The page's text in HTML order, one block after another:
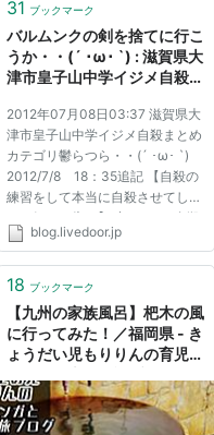
31 ブックマーク
バルムンクの剣を捨てに行こ
うか・・(´ ･ω･ `) : 滋賀県大
津市皇子山中学イジメ自殺ま
2012年07月08日03:37 滋賀県大
津市皇子山中学イジメ自殺まとめ
カテゴリ鬱らつら・・(´ ･ω･ `)
2012/7/8 18：35追記 【自殺の
練習をして本当に自殺させてしま
った奴らに告ぐ】 中2イジメ自殺
まとめWiki より 事件の流れ自
飛び降り自殺やれ。 撮影すっか
ら直前にメールよこせ』
...
blog.livedoor.jp
18 ブックマーク
【九州の家族風呂】杷木の風
に行ってみた！／福岡県 - き
ょうだい児もりりんの育児マ